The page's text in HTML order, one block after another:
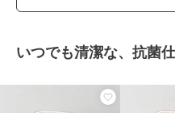
いつでも清潔な、抗菌